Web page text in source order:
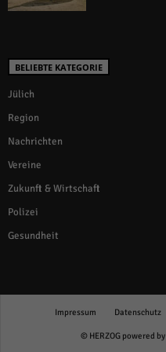
BELIEBTE KATEGORIE
Jülich
Region
Nachrichten
Vereine
Zukunft & Wirtschaft
Polizei
Gesundheit
Impressum Datenschutz
© HERZOG powered by